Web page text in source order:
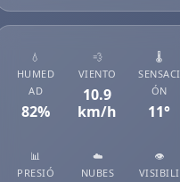
💧
HUMED
AD
82%
💨
VIENTO
10.9
km/h
🌡️
SENSACI
ÓN
11°
📊
PRESIÓ
☁️
NUBES
👁️
VISIBILI